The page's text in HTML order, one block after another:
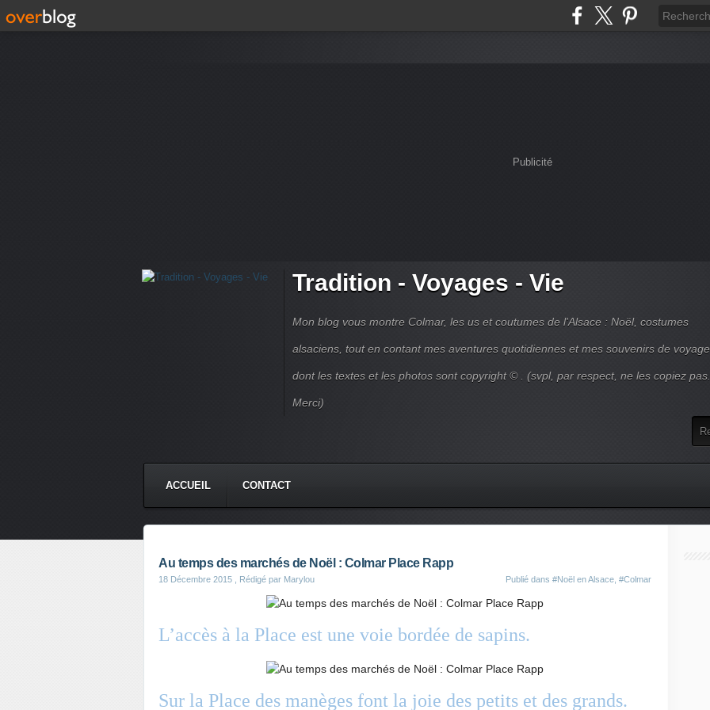
Publicité
Tradition - Voyages - Vie
Mon blog vous montre Colmar, les us et coutumes de l'Alsace : Noël, costumes
alsaciens, tout en contant mes aventures quotidiennes et mes souvenirs de
dont les textes et les photos sont copyright © . (svpl, par respect, ne les copiez pas.
Merci)
ACCUEIL CONTACT
Au temps des marchés de Noël : Colmar Place Rapp
18 Décembre 2015 , Rédigé par Marylou Publié dans #Noël en Alsace #Colmar
L’accès à la Place est une voie bordée de sapins.
Sur la Place des manèges font la joie des petits et des grands.